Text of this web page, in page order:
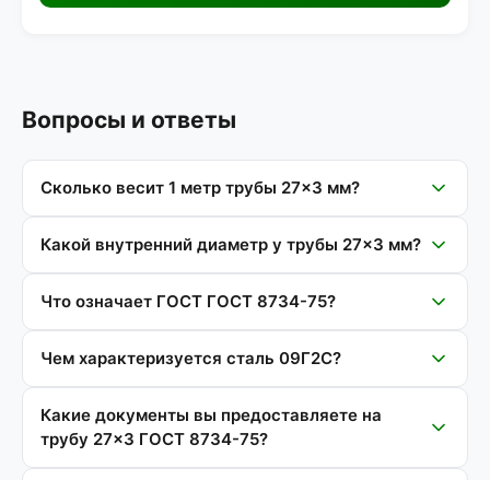
Вопросы и ответы
Сколько весит 1 метр трубы 27×3 мм?
Какой внутренний диаметр у трубы 27×3 мм?
Что означает ГОСТ ГОСТ 8734-75?
Чем характеризуется сталь 09Г2С?
Какие документы вы предоставляете на
трубу 27×3 ГОСТ 8734-75?